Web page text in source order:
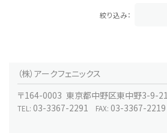
（株）アークフェニックス
〒164-0003 東京都中野区東中野3-9-21
TEL: 03-3367-2291 FAX: 03-3367-2219